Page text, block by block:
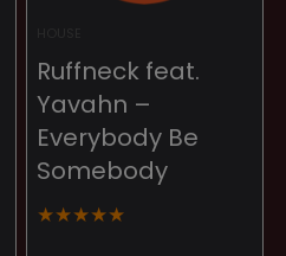
Ruffneck feat.
Yavahn –
Everybody Be
Somebody
★★★★★